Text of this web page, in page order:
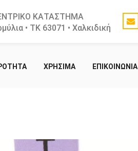
ΚΑΤΑΣΤΗΜΑ
• ΤΚ 63071 • Χαλκιδική
ΧΡΗΣΙΜΑ ΕΠΙΚΟΙΝΩΝΙΑ